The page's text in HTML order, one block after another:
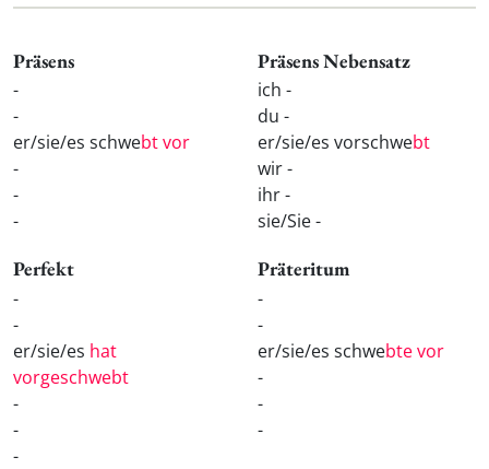
Präsens
-
-
er/sie/es schwebt vor
-
-
-
Präsens Nebensatz
ich -
du -
er/sie/es vorschwebt
wir -
ihr -
sie/Sie -
Perfekt
-
-
er/sie/es hat
vorgeschwebt
-
-
-
Präteritum
-
-
er/sie/es schwebte vor
-
-
-